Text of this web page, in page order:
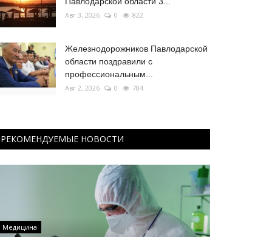
Авг 3, 2026 0 822
Железнодорожников Павлодарской
области поздравили с
профессиональным...
Авг 2, 2026 0 784
РЕКОМЕНДУЕМЫЕ НОВОСТИ
Медицина